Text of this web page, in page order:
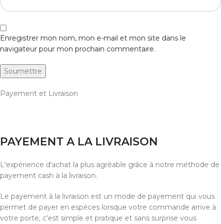
Enregistrer mon nom, mon e-mail et mon site dans le
navigateur pour mon prochain commentaire.
Payement et Livraison
PAYEMENT A LA LIVRAISON
L'expérience d'achat la plus agréable grâce à notre méthode de
payement cash à la livraison.
Le payement à la livraison est un mode de payement qui vous
permet de payer en espèces lorsque votre commande arrive à
votre porte, c'est simple et pratique et sans surprise vous